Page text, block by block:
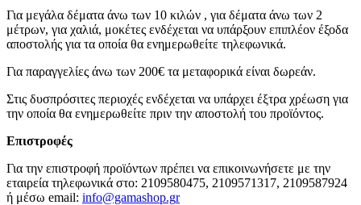
Για μεγάλα δέματα άνω των 10 κιλών , για δέματα άνω των 2
μέτρων, για χαλιά, μοκέτες ενδέχεται να υπάρξουν επιπλέον έξοδα
αποστολής για τα οποία θα ενημερωθείτε τηλεφωνικά.
Για παραγγελίες άνω των 200€ τα μεταφορικά είναι δωρεάν.
Στις δυσπρόσιτες περιοχές ενδέχεται να υπάρχει έξτρα χρέωση για
την οποία θα ενημερωθείτε πριν την αποστολή του προϊόντος.
Επιστροφές
Για την επιστροφή προϊόντων πρέπει να επικοινωνήσετε με την
εταιρεία τηλεφωνικά στο: 2109580475, 2109571317, 2109587924
ή μέσω email: info@gamashop.gr